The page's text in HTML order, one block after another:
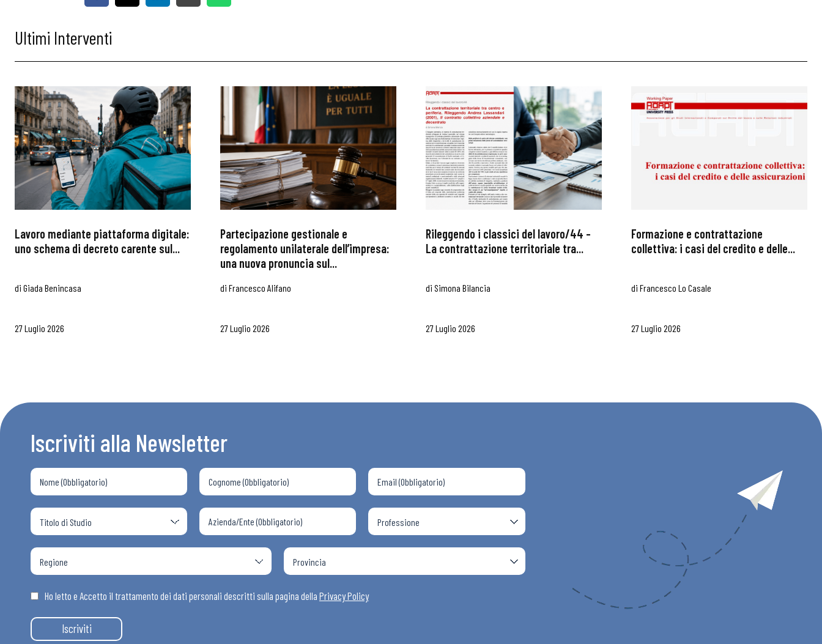
Ultimi Interventi
Lavoro mediante piattaforma digitale:
uno schema di decreto carente sul...
di Giada Benincasa
27 Luglio 2026
Partecipazione gestionale e
regolamento unilaterale dell’impresa:
una nuova pronuncia sul...
di Francesco Alifano
27 Luglio 2026
Rileggendo i classici del lavoro/44 –
La contrattazione territoriale tra...
di Simona Bilancia
27 Luglio 2026
Formazione e contrattazione
collettiva: i casi del credito e delle...
di Francesco Lo Casale
27 Luglio 2026
Iscriviti alla Newsletter
Ho letto e Accetto il trattamento dei dati personali descritti sulla pagina della Privacy Policy
Iscriviti